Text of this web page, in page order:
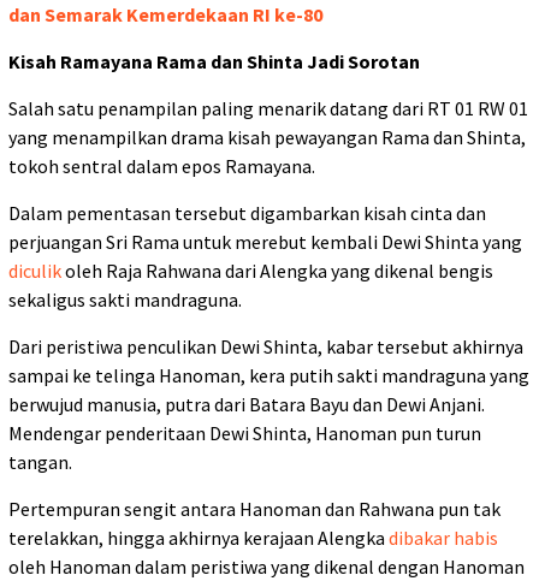
dan Semarak Kemerdekaan RI ke-80
Kisah Ramayana Rama dan Shinta Jadi Sorotan
Salah satu penampilan paling menarik datang dari RT 01 RW 01
yang menampilkan drama kisah pewayangan Rama dan Shinta,
tokoh sentral dalam epos Ramayana.
Dalam pementasan tersebut digambarkan kisah cinta dan
perjuangan Sri Rama untuk merebut kembali Dewi Shinta yang
diculikoleh Raja Rahwana dari Alengka yang dikenal bengis
sekaligus sakti mandraguna.
Dari peristiwa penculikan Dewi Shinta, kabar tersebut akhirnya
sampai ke telinga Hanoman, kera putih sakti mandraguna yang
berwujud manusia, putra dari Batara Bayu dan Dewi Anjani.
Mendengar penderitaan Dewi Shinta, Hanoman pun turun
tangan.
Pertempuran sengit antara Hanoman dan Rahwana pun tak
terelakkan, hingga akhirnya kerajaan Alengka dibakar habis
oleh Hanoman dalam peristiwa yang dikenal dengan Hanoman